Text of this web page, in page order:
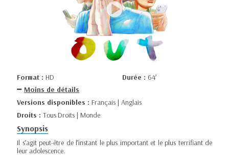
Format : HD Durée : 64’
Moins de détails
Versions disponibles : Français | Anglais
Droits : Tous Droits | Monde
Synopsis
Il s’agit peut-être de l’instant le plus important et le plus terrifiant de
leur adolescence.